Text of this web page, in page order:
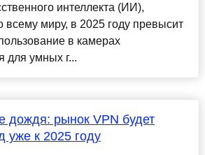
интеллекта (ИИ),
всему миру, в 2025 году превысит
в камерах
для умных г...
дождя: рынок VPN будет
уже к 2025 году